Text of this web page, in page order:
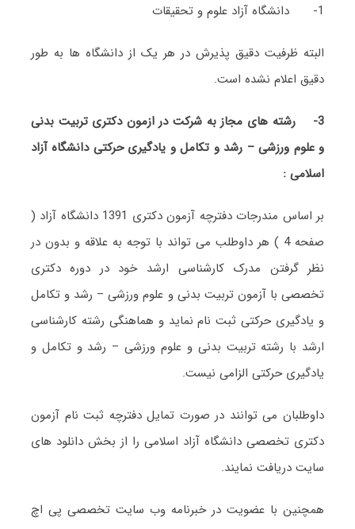
1- دانشگاه آزاد علوم و تحقیقات
البته ظرفیت دقیق پذیرش در هر یک از دانشگاه ها به طور
دقیق اعلام نشده است.
3-
رشته های مجاز به شرکت در ازمون دکتری تربیت بدنی
و علوم ورزشی – رشد و تکامل و یادگیری حرکتی دانشگاه آزاد
اسلامی :
بر اساس مندرجات دفترچه آزمون دکتری 1391 دانشگاه آزاد (
صفحه 4 ) هر داوطلب می تواند با توجه به علاقه و بدون در
نظر گرفتن مدرک کارشناسی ارشد خود در دوره دکتری
تخصصی با آزمون تربیت بدنی و علوم ورزشی – رشد و تکامل
و یادگیری حرکتی ثبت نام نماید و هماهنگی رشته کارشناسی
ارشد با رشته تربیت بدنی و علوم ورزشی – رشد و تکامل و
یادگیری حرکتی الزامی نیست.
داوطلبان می توانند در صورت تمایل دفترچه ثبت نام آزمون
دکتری تخصصی دانشگاه آزاد اسلامی را از بخش دانلود های
سایت دریافت نمایند.
همچنین با عضویت در خبرنامه وب سایت تخصصی پی اچ